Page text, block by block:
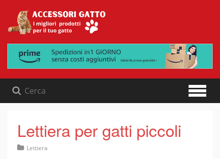
content
Lettiera per gatti piccoli
Lettiera